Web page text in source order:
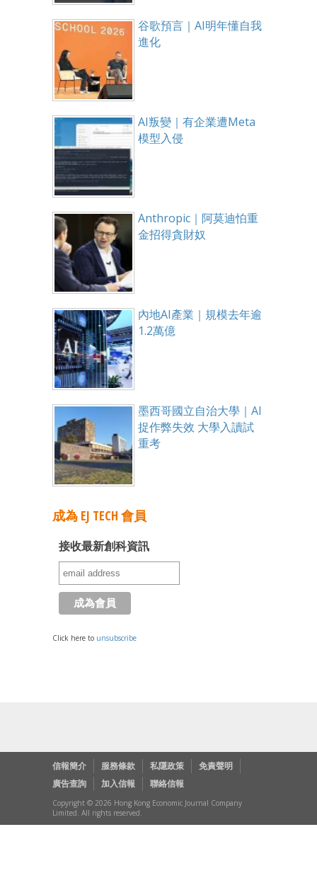
谷歌預言｜AI明年懂自我
進化
AI叛變｜有企業遭Meta
模型入侵
Anthropic｜阿莫迪怕重
金招得貪財奴
內地AI產業｜規模去年逾
1.2萬億
墨西哥國立自治大學｜AI
捉作弊失效 大學入讀試
重考
成為 EJ TECH 會員
接收最新創科資訊
Click here to unsubscribe
信報簡介 服務條款 私隱政策
免責聲明
廣告查詢
加入信報 聯絡信報
Copyright © 2026 Hong Kong Economic Journal Company
Limited. All rights reserved.